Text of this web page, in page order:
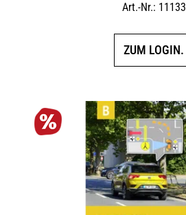
Art.-Nr.: 11133
ZUM LOGIN.